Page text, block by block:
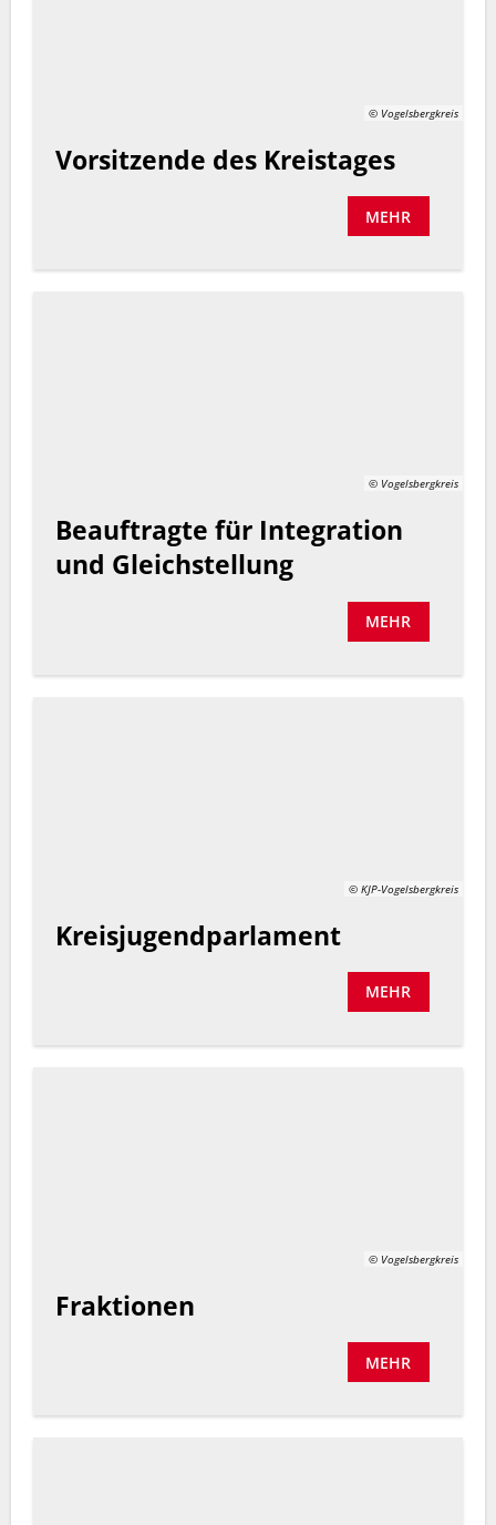
© Vogelsbergkreis
Vorsitzende des Kreistages
MEHR
© Vogelsbergkreis
Beauftragte für Integration
und Gleichstellung
MEHR
© KJP-Vogelsbergkreis
Kreisjugendparlament
MEHR
© Vogelsbergkreis
Fraktionen
MEHR